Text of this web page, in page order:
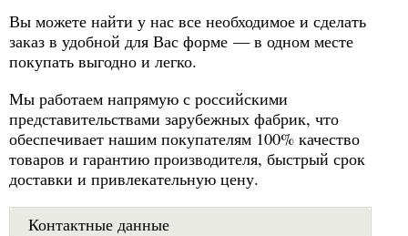
Вы можете найти у нас все необходимое и сделать
заказ в удобной для Вас форме — в одном месте
покупать выгодно и легко.
Мы работаем напрямую с российскими
представительствами зарубежных фабрик, что
обеспечивает нашим покупателям 100% качество
товаров и гарантию производителя, быстрый срок
доставки и привлекательную цену.
Контактные данные